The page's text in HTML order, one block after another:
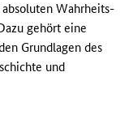
Wahrheits-
gehört eine
Grundlagen des
und